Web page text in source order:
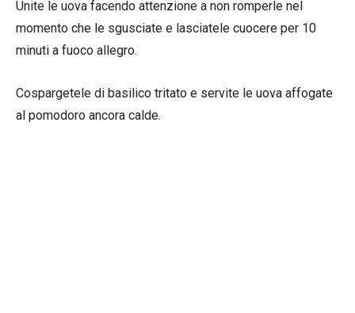
Unite le uova facendo attenzione a non romperle nel
momento che le sgusciate e lasciatele cuocere per 10
minuti a fuoco allegro.
Cospargetele di basilico tritato e servite le uova affogate
al pomodoro ancora calde.